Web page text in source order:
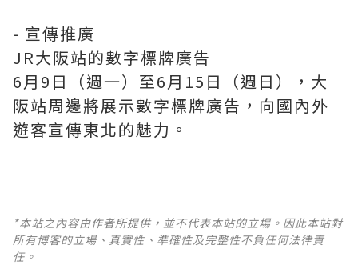
- 宣傳推廣
JR大阪站的數字標牌廣告
6月9日（週一）至6月15日（週日），大
阪站周邊將展示數字標牌廣告，向國內外
遊客宣傳東北的魅力。
*本站之內容由作者所提供，並不代表本站的立場。因此本站對
所有博客的立場、真實性、準確性及完整性不負任何法律責
任。